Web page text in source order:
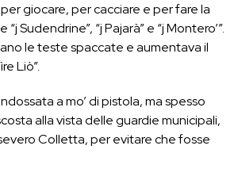
giocare, per cacciare e per fare la
“j Sudendrine”, “j Pajarà” e “j Montero’”.
le teste spaccate e aumentava il
Liò”.
a mo’ di pistola, ma spesso
alla vista delle guardie municipali,
Colletta, per evitare che fosse